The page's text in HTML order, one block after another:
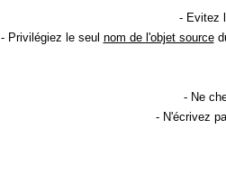
- Evitez
- Privilégiez le seul nom de l'objet source
- Ne
- N'écrivez